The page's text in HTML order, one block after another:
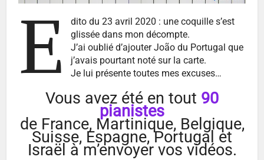
E
dito du 23 avril 2020 : une coquille s’est
glissée dans mon décompte.
J’ai oublié d’ajouter João du Portugal que
j’avais pourtant noté sur la carte.
Je lui présente toutes mes excuses…
Vous avez été en tout 90
pianistes
de France, Martinique, Belgique,
Suisse, Espagne, Portugal et
Israël à m’envoyer vos vidéos.